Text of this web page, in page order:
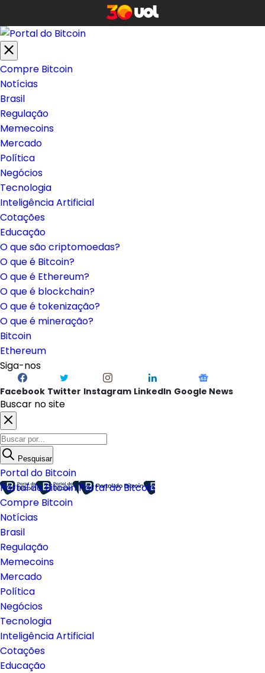
Compre Bitcoin
Notícias
Brasil
Regulação
Memecoins
Mercado
Política
Negócios
Tecnologia
Inteligência Artificial
Cotações
Educação
O que são criptomoedas?
O que é Bitcoin?
O que é Ethereum?
O que é blockchain?
O que é tokenização?
O que é mineração?
Bitcoin
Ethereum
Siga-nos
Facebook Twitter Instagram LinkedIn Google News
Buscar no site
Pesquisar
Portal do Bitcoin
Portal do BitcoinPortal do Bitcoin
Compre Bitcoin
Notícias
Brasil
Regulação
Memecoins
Mercado
Política
Negócios
Tecnologia
Inteligência Artificial
Cotações
Educação